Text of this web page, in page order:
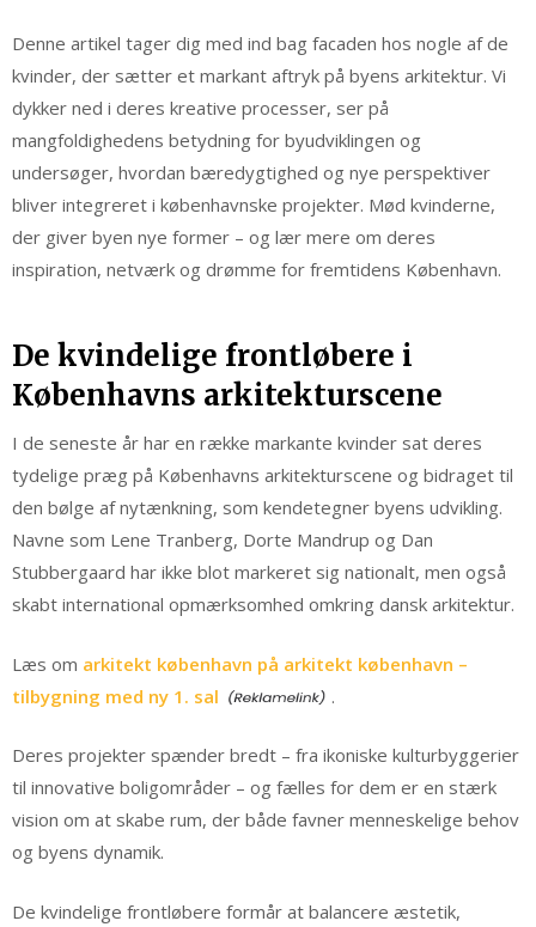
Denne artikel tager dig med ind bag facaden hos nogle af de
kvinder, der sætter et markant aftryk på byens arkitektur. Vi
dykker ned i deres kreative processer, ser på
mangfoldighedens betydning for byudviklingen og
undersøger, hvordan bæredygtighed og nye perspektiver
bliver integreret i københavnske projekter. Mød kvinderne,
der giver byen nye former – og lær mere om deres
inspiration, netværk og drømme for fremtidens København.
De kvindelige frontløbere i
Københavns arkitekturscene
I de seneste år har en række markante kvinder sat deres
tydelige præg på Københavns arkitekturscene og bidraget til
den bølge af nytænkning, som kendetegner byens udvikling.
Navne som Lene Tranberg, Dorte Mandrup og Dan
Stubbergaard har ikke blot markeret sig nationalt, men også
skabt international opmærksomhed omkring dansk arkitektur.
Læs om arkitekt københavn på arkitekt københavn –
tilbygning med ny 1. sal
.
Deres projekter spænder bredt – fra ikoniske kulturbyggerier
til innovative boligområder – og fælles for dem er en stærk
vision om at skabe rum, der både favner menneskelige behov
og byens dynamik.
De kvindelige frontløbere formår at balancere æstetik,